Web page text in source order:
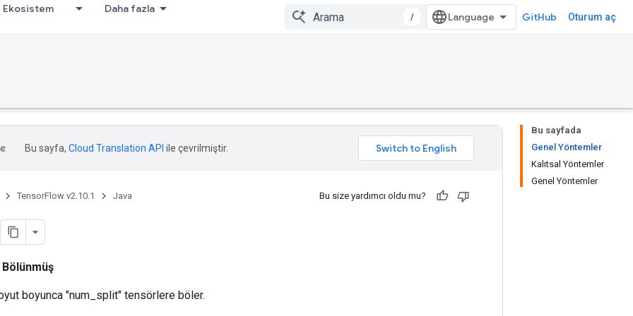
Ekosistem Daha fazla
/ GitHub Oturum aç
Bu sayfada
Genel Yöntemler
Kalıtsal Yöntemler
Genel Yöntemler
Bu sayfa, Cloud Translation API ile çevrilmiştir.
TensorFlow v2.10.1 Java Bu size yardımcı oldu mu?
Bölünmüş
boyunca "num_split" tensörlere böler.